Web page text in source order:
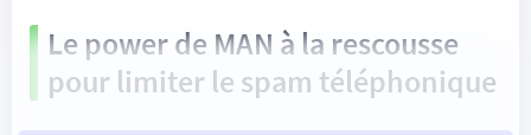
Le power de MAN à la rescousse
pour limiter le spam téléphonique